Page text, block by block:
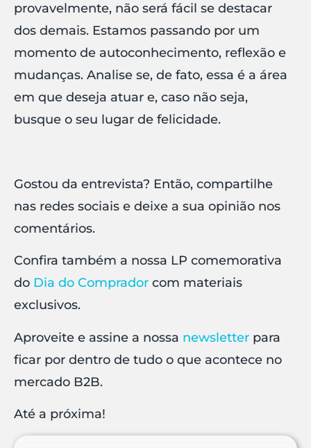
provavelmente, não será fácil se destacar
dos demais. Estamos passando por um
momento de autoconhecimento, reflexão e
mudanças. Analise se, de fato, essa é a área
em que deseja atuar e, caso não seja,
busque o seu lugar de felicidade.
Gostou da entrevista? Então, compartilhe
nas redes sociais e deixe a sua opinião nos
comentários.
Confira também a nossa LP comemorativa
do Dia do Comprador com materiais
exclusivos.
Aproveite e assine a nossa newsletter para
ficar por dentro de tudo o que acontece no
mercado B2B.
Até a próxima!